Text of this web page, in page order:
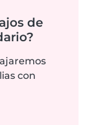
de
con